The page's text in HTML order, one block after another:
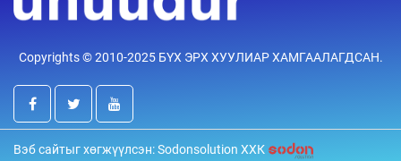
бүртгэлийг энэ баасан гарагт эхлүүлнэ
6 цаг 10 мин
“ДЦС-3”-ын засварыг өвлийн оргил
Copyrights © 2010-2025 БҮХ ЭРХ ХУУЛИАР ХАМГААЛАГДСАН.
Вэб сайтыг хөгжүүлсэн: Sodonsolution ХХК